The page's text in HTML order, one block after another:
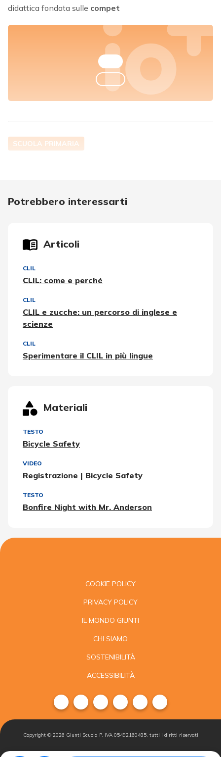
didattica fondata sulle compet
SCUOLA PRIMARIA
Potrebbero interessarti
Articoli
CLIL
CLIL: come e perché
CLIL
CLIL e zucche: un percorso di inglese e
scienze
CLIL
Sperimentare il CLIL in più lingue
Materiali
TESTO
Bicycle Safety
VIDEO
Registrazione | Bicycle Safety
TESTO
Bonfire Night with Mr. Anderson
COOKIE POLICY
PRIVACY POLICY
IL MONDO GIUNTI
CHI SIAMO
SOSTENIBILITÀ
ACCESSIBILITÀ
Copyright © 2026 Giunti Scuola P. IVA 05492160485, tutti i diritti riservati